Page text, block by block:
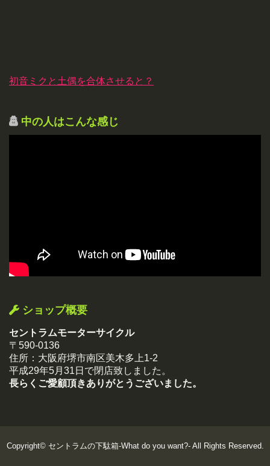
初音ミクと土偶を合体させると？
中の人はこんな感じ
ショップ概要
セントラムモーターサイクル
〒590-0136
住所：大阪府堺市南区美木多上1-2
平成29年5月31日で閉店致しました。
長らくご愛顧頂きありがとうございました。
Copyright© セントラムの下駄箱-What do you want?-All Rights Reserved.